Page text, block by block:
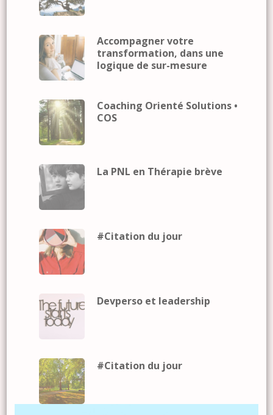
Accompagner votre
transformation, dans une
logique de sur-mesure
Coaching Orienté Solutions •
COS
La PNL en Thérapie brève
#Citation du jour
Devperso et leadership
#Citation du jour